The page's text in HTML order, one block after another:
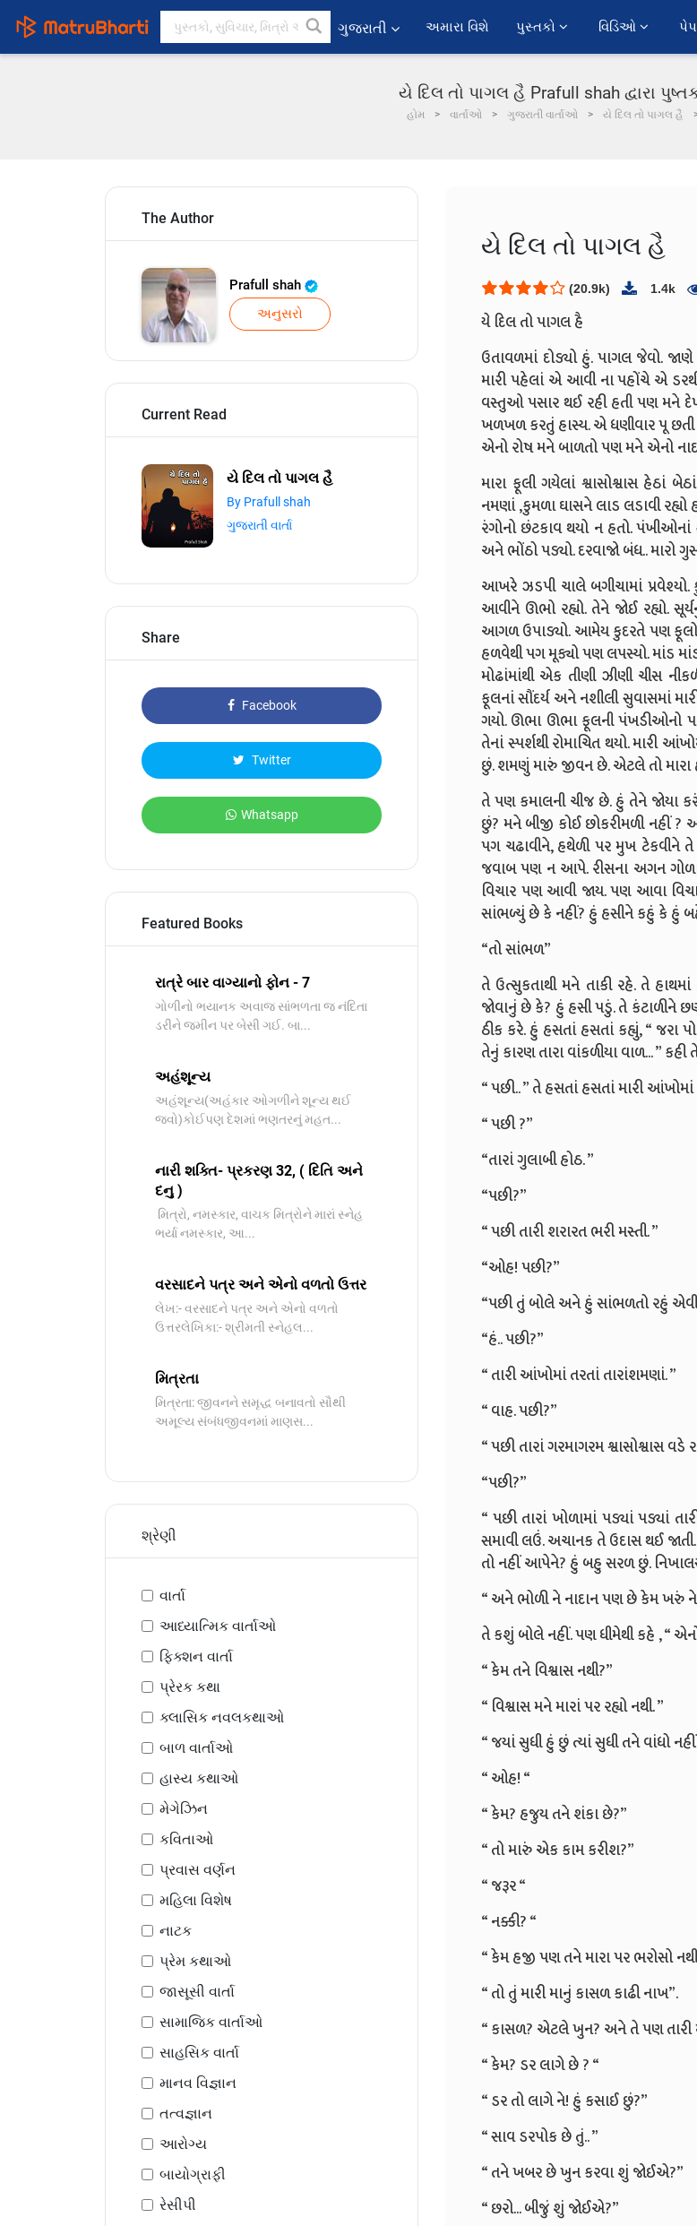
ગુજરાતી અમારા વિશે પુસ્તકો વિડિઓ
યે દિલ તો પાગલ હૈ Prafull shah દ્વારા
હોમ વાર્તાઓ ગુજરાતી વાર્તાઓ યે દિલ તો પાગલ હૈ
The Author
Prafull shah
અનુસરો
Current Read
યે દિલ તો પાગલ હૈ
By Prafull shah
ગુજરાતી વાર્તા
Share
Facebook
Twitter
Whatsapp
Featured Books
રાત્રે બાર વાગ્યાનો ફોન - 7
ગોળીનો ભયાનક અવાજ સાંભળતા જ નંદિતા
ડરીને જમીન પર બેસી ગઈ. બા...
અહંશૂન્ય
અહંશૂન્ય(અહંકાર ઓગળીને શૂન્ય થઈ
જવો)કોઈપણ દેશમાં ભણતરનું મહત...
નારી શક્તિ- પ્રકરણ 32, ( દિતિ અને
દનુ )
મિત્રો, નમસ્કાર, વાચક મિત્રોને મારાં સ્નેહ
ભર્યા નમસ્કાર, આ...
વરસાદને પત્ર અને એનો વળતો ઉત્તર
લેખ:- વરસાદને પત્ર અને એનો વળતો
ઉત્તરલેખિકા:- શ્રીમતી સ્નેહલ...
મિત્રતા
મિત્રતા: જીવનને સમૃદ્ધ બનાવતો સૌથી
અમૂલ્ય સંબંધજીવનમાં માણસ...
શ્રેણી
વાર્તા
આધ્યાત્મિક વાર્તાઓ
ફિક્શન વાર્તા
પ્રેરક કથા
ક્લાસિક નવલકથાઓ
બાળ વાર્તાઓ
હાસ્ય કથાઓ
મેગેઝિન
કવિતાઓ
પ્રવાસ વર્ણન
મહિલા વિશેષ
નાટક
પ્રેમ કથાઓ
જાસૂસી વાર્તા
સામાજિક વાર્તાઓ
સાહસિક વાર્તા
માનવ વિજ્ઞાન
તત્વજ્ઞાન
આરોગ્ય
બાયોગ્રાફી
રેસીપી
યે દિલ તો પાગલ હૈ
(20.9k) 1.4k
યે દિલ તો પાગલ હૈ
ઉતાવળમાં દોડ્યો હું. પાગલ જેવો.
મારી પહેલાં એ આવી ના પહોંચે એ
વસ્તુઓ પસાર થઈ રહી હતી પણ મને
ખળખળ કરતું હાસ્ય. એ ધણીવાર પૂ છતી
એનો રોષ મને બાળતો પણ મને એનો
મારા ફૂલી ગયેલાં શ્વાસોશ્વાસ હેઠાં
નમણાં ,કુમળા ઘાસને લાડ લડાવી રહ્યો
રંગોનો છંટકાવ થયો ન હતો.
અને ભોંઠો પડ્યો. દરવાજો બંધ.. મારો
આખરે ઝડપી ચાલે બગીચામાં
આવીને ઊભો રહ્યો. તેને જોઈ રહ્યો.
આગળ ઉપાડ્યો. આમેય કુદરતે પણ
હળવેથી પગ મૂક્યો પણ લપસ્યો. માંડ
મોઢાંમાંથી એક તીણી ઝીણી ચીસ
ફૂલનાં સૌંદર્ય અને નશીલી સુવાસમાં
ગયો. ઊભા ઊભા ફૂલની પંખડીઓનો
તેનાં સ્પર્શથી રોમાચિત થયો. મારી
છું. શમણું મારું જીવન છે. એટલે તો
તે પણ કમાલની ચીજ છે. હું તેને જોયા
છું? મને બીજી કોઈ છોકરીમળી નહીં
પગ ચઢાવીને, હથેળી પર મુખ ટેકવીને તે
જવાબ પણ ન આપે. રીસના અગન
વિચાર પણ આવી જાય. પણ આવા
સાંભળ્યું છે કે નહીં? હું હસીને કહું કે હું
“તો સાંભળ”
તે ઉત્સુકતાથી મને તાકી રહે. તે
જોવાનું છે કે? હું હસી પડું. તે કંટાળીને
ઠીક કરે. હું હસતાં હસતાં કહ્યું, “ જરા
તેનું કારણ તારા વાંકળીયા વાળ... ”
“ પછી.. ” તે હસતાં હસતાં મારી
“ પછી ?”
“તારાં ગુલાબી હોઠ. ”
“પછી?”
“ પછી તારી શરારત ભરી મસ્તી. ”
“ઓહ! પછી?”
“પછી તું બોલે અને હું સાંભળતો રહું એવી
“હં.. પછી?”
“ તારી આંખોમાં તરતાં તારાંશમણાં. ”
“ વાહ. પછી?”
“ પછી તારાં ગરમાગરમ શ્વાસોશ્વાસ વડે
“પછી?”
“ પછી તારાં ખોળામાં પડ્યાં પડ્યાં
સમાવી લઉં. અચાનક તે ઉદાસ થઈ
તો નહીં આપેને? હું બહુ સરળ છું.
“ અને ભોળી ને નાદાન પણ છે કેમ ખરું
તે કશું બોલે નહીં. પણ ધીમેથી કહે , “
“ કેમ તને વિશ્વાસ નથી?”
“ વિશ્વાસ મને મારાં પર રહ્યો નથી. ”
“ જયાં સુધી હું છું ત્યાં સુધી તને વાંધો
“ ઓહ! “
“ કેમ? હજુય તને શંકા છે?”
“ તો મારું એક કામ કરીશ?”
“ જરૂર “
“ નક્કી? “
“ કેમ હજી પણ તને મારા પર ભરોસો
“ તો તું મારી માનું કાસળ કાઢી નાખ”.
“ કાસળ? એટલે ખુન? અને તે પણ તારી
“ કેમ? ડર લાગે છે ? “
“ ડર તો લાગે ને! હું કસાઈ છું?”
“ સાવ ડરપોક છે તું.. ”
“ તને ખબર છે ખુન કરવા શું જોઈએ?”
“ છરો... બીજું શું જોઈએ?”